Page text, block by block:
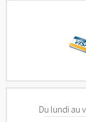
Du lundi au